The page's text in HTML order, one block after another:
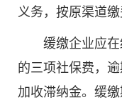
义务，按原渠道缴
缓缴企业应
的三项社保费，
加收滞纳金。缓